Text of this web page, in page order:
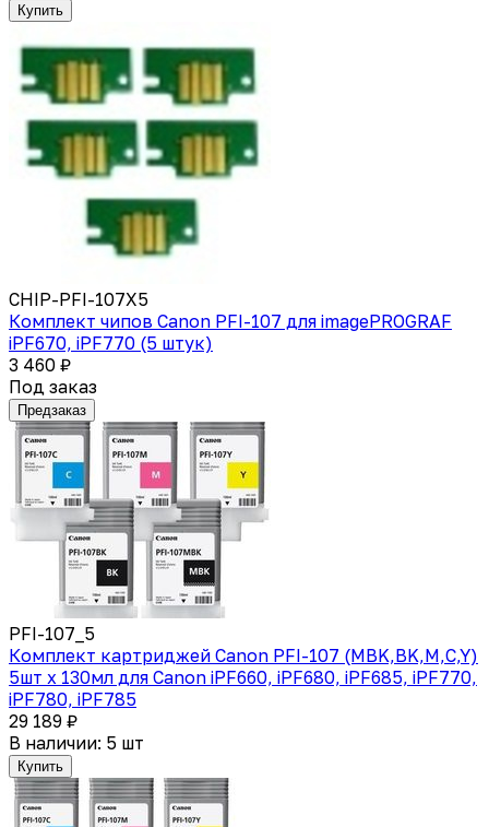
Купить
CHIP-PFI-107X5
Комплект чипов Canon PFI-107 для imagePROGRAF
iPF670, iPF770 (5 штук)
3 460 ₽
Под заказ
Предзаказ
PFI-107_5
Комплект картриджей Canon PFI-107 (MBK,BK,M,C,Y)
5шт х 130мл для Canon iPF660, iPF680, iPF685, iPF770,
iPF780, iPF785
29 189 ₽
В наличии: 5 шт
Купить